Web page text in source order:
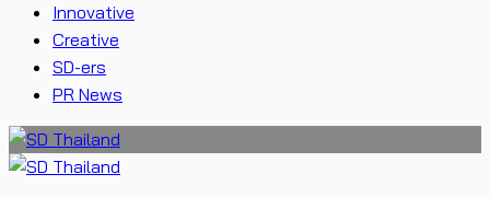
Innovative
Creative
SD-ers
PR News